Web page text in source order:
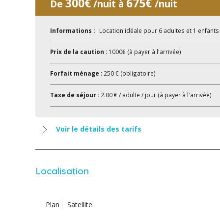
De /nuit à /nuit
Informations : Location idéale pour 6 adultes et 1 enfants
Prix de la caution : 1000€ (à payer à l'arrivée)
Forfait ménage : 250 € (obligatoire)
Taxe de séjour : 2.00 € / adulte / jour (à payer à l'arrivée)
Voir le détails des tarifs
Localisation
Plan Satellite